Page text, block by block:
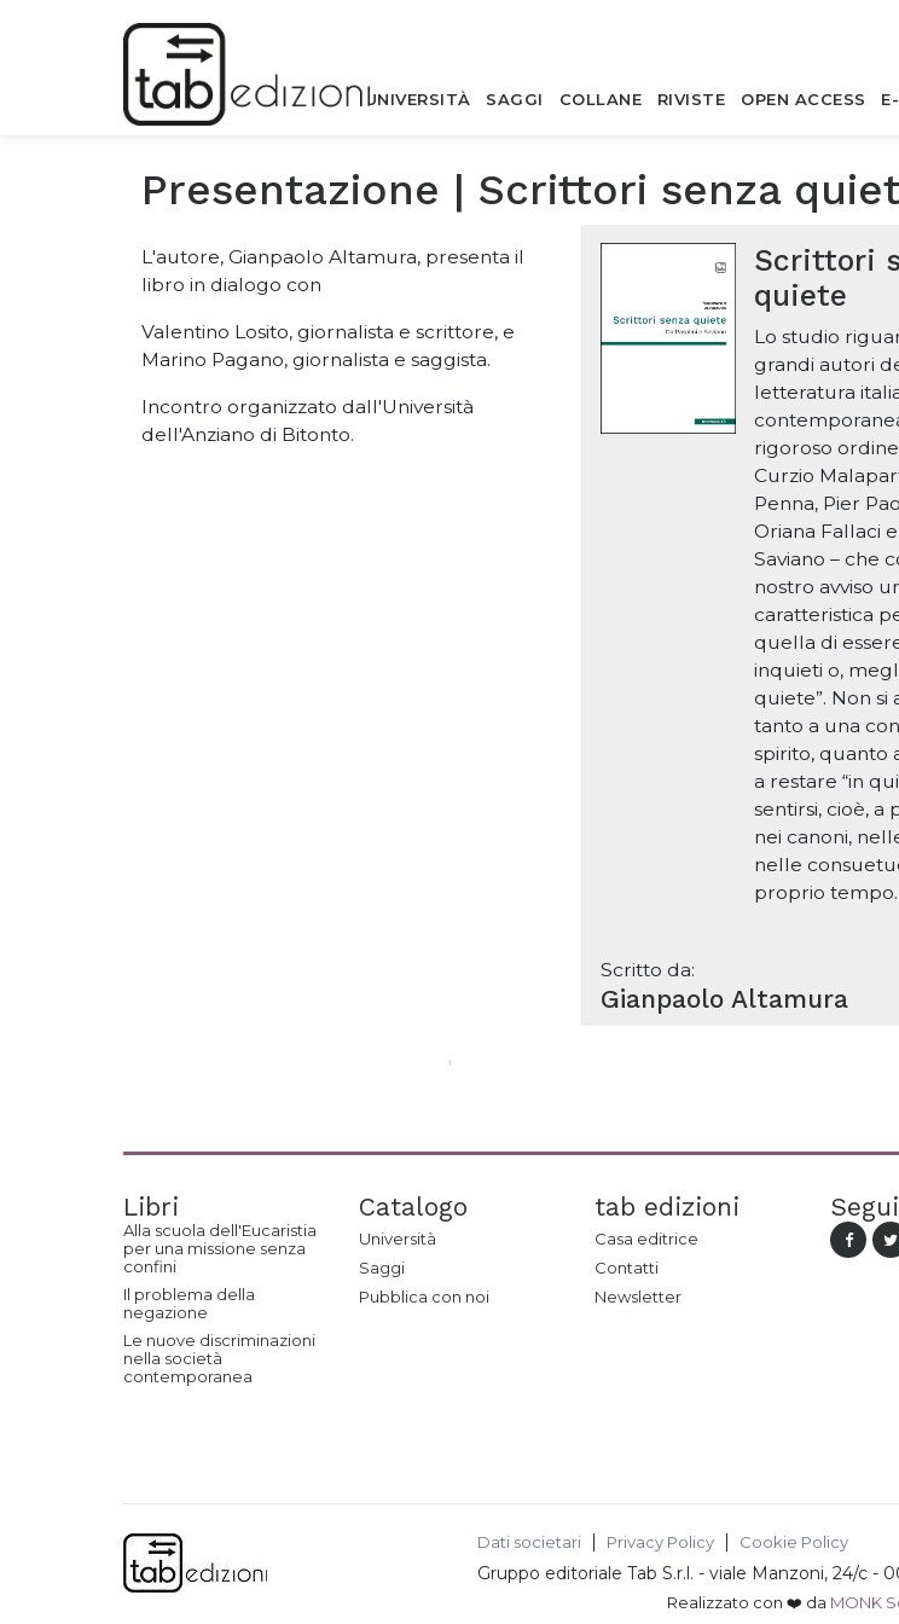
UNIVERSITÀ SAGGI COLLANE RIVISTE OPEN ACCESS
Presentazione | Scrittori senza
L'autore, Gianpaolo Altamura, presenta il
libro in dialogo con
Valentino Losito, giornalista e scrittore, e
Marino Pagano, giornalista e saggista.
Incontro organizzato dall'Università
dell'Anziano di Bitonto.
Scrittori
quiete
Lo studio
grandi autori
letteratura
rigoroso
Curzio
Penna, Pier
Oriana Fallaci
Saviano – che
nostro avviso
caratteristica
quella di
inquieti o,
quiete”. Non
tanto a una
spirito, quanto
a restare “in
sentirsi, cioè, a
nei canoni,
nelle
proprio tempo.
Scritto da:
Gianpaolo Altamura
Libri
Alla scuola dell'Eucaristia
per una missione senza
confini
Il problema della
negazione
Le nuove discriminazioni
nella società
contemporanea
Catalogo
Università
Saggi
Pubblica con noi
tab edizioni
Casa editrice
Contatti
Newsletter
Dati societari Privacy Policy Cookie Policy
Gruppo editoriale Tab S.r.l. - viale Manzoni, 24/c -
Realizzato con ❤️ da MONK